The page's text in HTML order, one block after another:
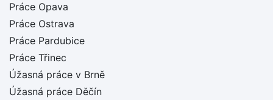
Práce Opava
Práce Ostrava
Práce Pardubice
Práce Třinec
Úžasná práce v Brně
Úžasná práce Děčín